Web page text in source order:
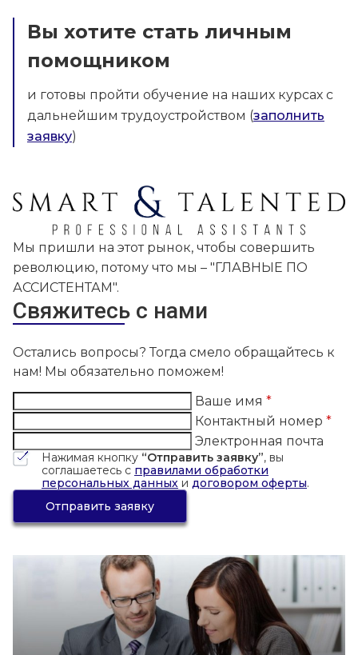
Вы хотите стать личным
помощником
и готовы пройти обучение на наших курсах с
дальнейшим трудоустройством (заполнить
заявку)
Мы пришли на этот рынок, чтобы совершить
революцию, потому что мы – "ГЛАВНЫЕ ПО
АССИСТЕНТАМ".
Свяжитесь с нами
Остались вопросы? Тогда смело обращайтесь к
нам! Мы обязательно поможем!
Ваше имя *
Контактный номер *
Электронная почта
Нажимая кнопку “Отправить заявку”, вы
соглашаетесь с правилами обработки
персональных данных и договором оферты.
Отправить заявку